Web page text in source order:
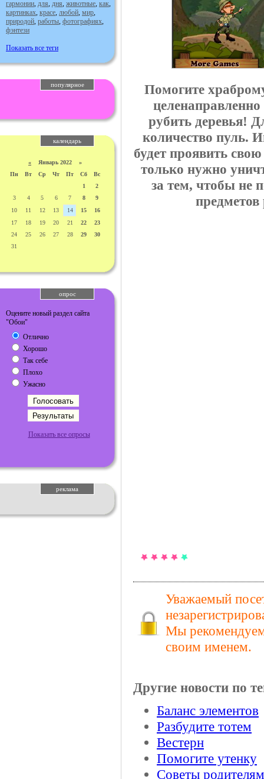
гармонии, для, дня, животные, как,
картинках, красе, любой, мир,
природой, работы, фотографиях,
фэнтези
Показать все теги
популярное
календарь
« Январь 2022 »
Пн
Вт Ср Чт Пт Сб
Вс
1
2
3
4 5 6 7 8
9
10
11 12 13 14 15
16
17
18 19 20 21 22
23
24
25 26 27 28 29
30
31
опрос
Оцените новый раздел сайта
"Обои"
Отлично
Хорошо
Так себе
Плохо
Ужасно
Показать все опросы
реклама
Помогите
рубить деревья!
количество пуль.
будет проявить
только нужно
за тем, чтобы не
Уважаемый
Мы рекомендуем
своим именем.
Другие новости по
Баланс элементов
Разбудите тотем
Вестерн
Помогите утенку
Советы родителям